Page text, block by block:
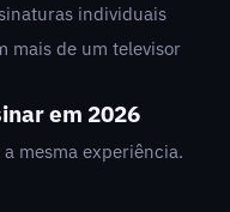
individuais
mais de um televisor
em 2026
mesma experiência.